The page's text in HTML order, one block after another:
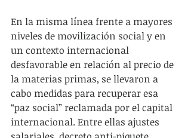
En la misma línea frente a mayores
niveles de movilización social y en
un contexto internacional
desfavorable en relación al precio de
la materias primas, se llevaron a
cabo medidas para recuperar esa
“paz social” reclamada por el capital
internacional. Entre ellas ajustes